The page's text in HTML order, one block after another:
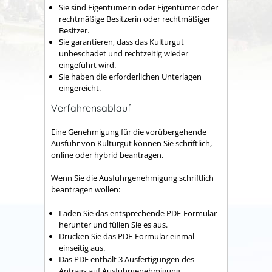
Sie sind Eigentümerin oder Eigentümer oder
rechtmäßige Besitzerin oder rechtmäßiger
Besitzer.
Sie garantieren, dass das Kulturgut
unbeschadet und rechtzeitig wieder
eingeführt wird.
Sie haben die erforderlichen Unterlagen
eingereicht.
Verfahrensablauf
Eine Genehmigung für die vorübergehende
Ausfuhr von Kulturgut können Sie schriftlich,
online oder hybrid beantragen.
Wenn Sie die Ausfuhrgenehmigung schriftlich
beantragen wollen:
Laden Sie das entsprechende PDF-Formular
herunter und füllen Sie es aus.
Drucken Sie das PDF-Formular einmal
einseitig aus.
Das PDF enthält 3 Ausfertigungen des